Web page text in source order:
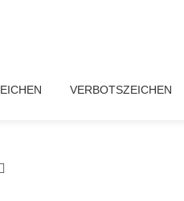
VERBOTSZEICHEN